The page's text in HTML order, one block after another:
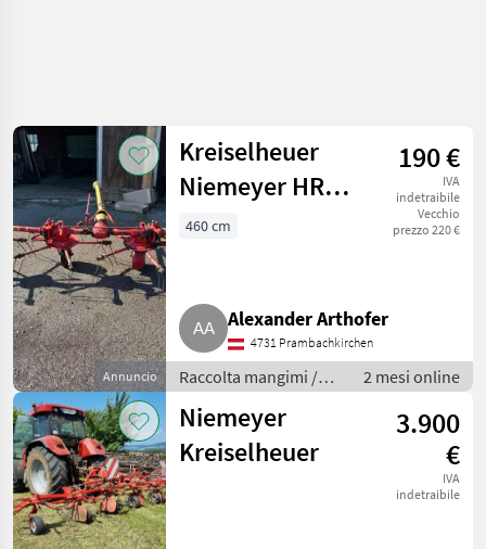
Annuncio
Kreiselheuer
Niemeyer HR
460 II
190 €
IVA
indetraibile
Vecchio
prezzo 220 €
460 cm
Alexander Arthofer
4731 Prambachkirchen
Raccolta mangimi /
Voltafieno
2 mesi online
Niemeyer
Kreiselheuer
3.900
€
IVA
indetraibile